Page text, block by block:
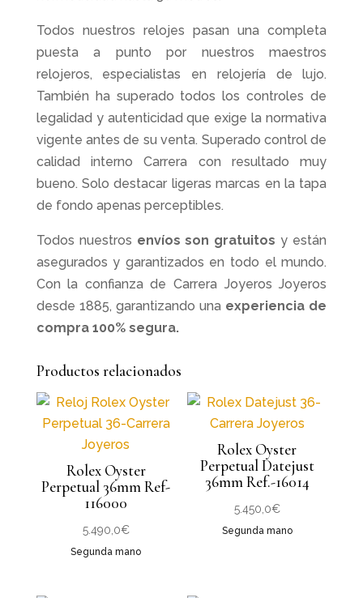
Todos nuestros relojes pasan una completa
puesta a punto por nuestros maestros
relojeros, especialistas en relojería de lujo.
También ha superado todos los controles de
legalidad y autenticidad que exige la normativa
vigente antes de su venta. Superado control de
calidad interno Carrera con resultado muy
bueno. Solo destacar ligeras marcas en la tapa
de fondo apenas perceptibles.
Todos nuestros envíos son gratuitos y están
asegurados y garantizados en todo el mundo.
Con la confianza de Carrera Joyeros Joyeros
desde 1885, garantizando una experiencia de
compra 100% segura.
Productos relacionados
Rolex Oyster
Perpetual 36mm Ref-
116000
5.490,0€
Segunda mano
Rolex Oyster
Perpetual Datejust
36mm Ref.-16014
5.450,0€
Segunda mano